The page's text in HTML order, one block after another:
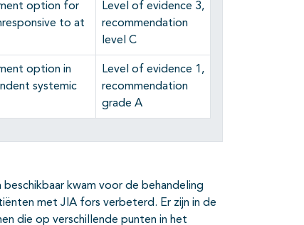
option for
to at
Level of evidence 3,
recommendation
level C
option in
systemic
Level of evidence 1,
recommendation
grade A
kwam voor de behandeling
met JIA fors verbeterd. Er zijn in de
die op verschillende punten in het